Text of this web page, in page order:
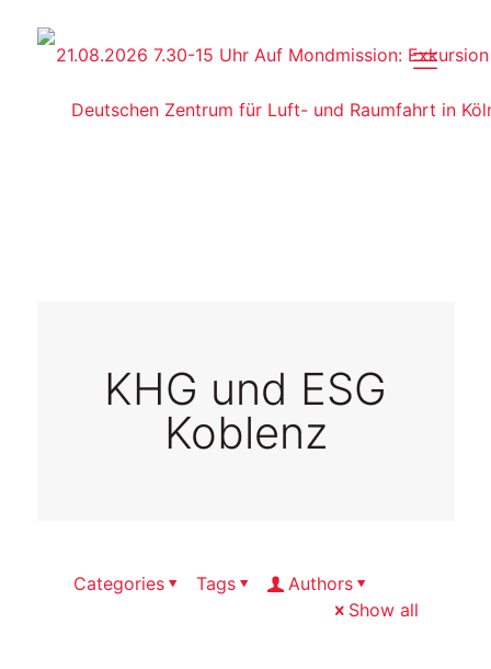
KHG und ESG
Koblenz
Categories Tags
Authors
Show all